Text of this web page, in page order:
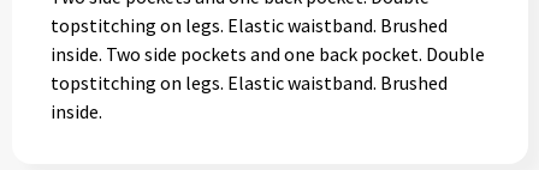
topstitching on legs. Elastic waistband. Brushed
inside. Two side pockets and one back pocket. Double
topstitching on legs. Elastic waistband. Brushed
inside.